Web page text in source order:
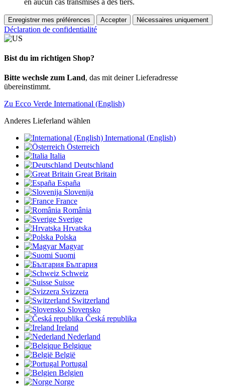
Enregistrer mes préférences Accepter Nécessaires uniquement
Déclaration de confidentialité
Bist du im richtigen Shop?
Bitte wechsle zum Land, das mit deiner Lieferadresse
übereinstimmt.
Zu Ecco Verde International (English)
Anderes Lieferland wählen
International (English)
Österreich
Italia
Deutschland
Great Britain
España
Slovenija
France
România
Sverige
Hrvatska
Polska
Magyar
Suomi
България
Schweiz
Suisse
Svizzera
Switzerland
Slovensko
Česká republika
Ireland
Nederland
Belgique
België
Portugal
Belgien
Norge